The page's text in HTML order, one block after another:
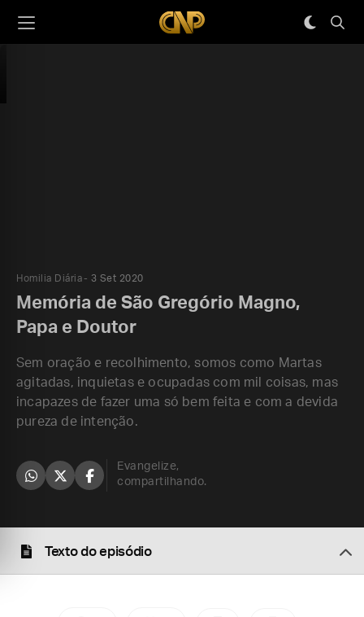
Homilia Diária 3 Set 2020
Memória de São Gregório Magno,
Papa e Doutor
Sem oração e recolhimento, somos como Martas
agitadas, inquietas e ocupadas com mil coisas, mas
incapazes de fazer uma só bem feita e com a devida
pureza de intenção.
Evangelize,
compartilhando.
Texto do episódio